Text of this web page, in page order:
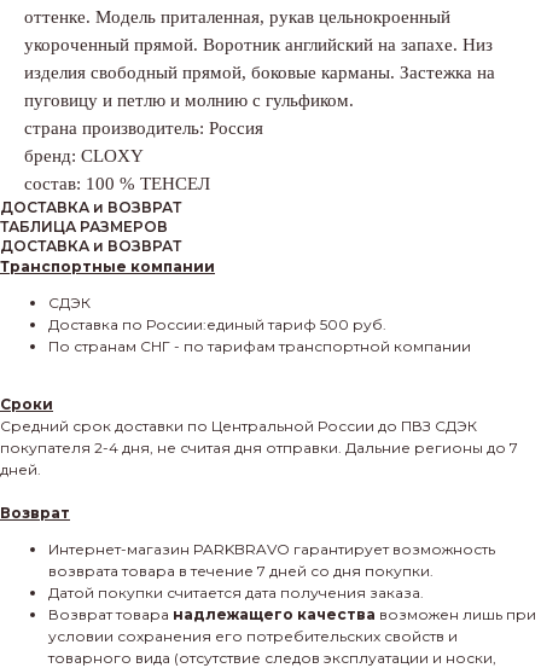
оттенке. Модель приталенная, рукав цельнокроенный
укороченный прямой. Воротник английский на запахе. Низ
изделия свободный прямой, боковые карманы. Застежка на
пуговицу и петлю и молнию с гульфиком.
страна производитель: Россия
бренд: CLOXY
состав: 100 % ТЕНСЕЛ
ДОСТАВКА и ВОЗВРАТ
ТАБЛИЦА РАЗМЕРОВ
ДОСТАВКА и ВОЗВРАТ
Транспортные компании
СДЭК
Доставка по России:единый тариф 500 руб.
По странам СНГ - по тарифам транспортной компании
Сроки
Средний срок доставки по Центральной России до ПВЗ СДЭК
покупателя 2-4 дня, не считая дня отправки. Дальние регионы до 7
дней.
Возврат
Интернет-магазин PARKBRAVO гарантирует возможность
возврата товара в течение 7 дней со дня покупки.
Датой покупки считается дата получения заказа.
Возврат товара надлежащего качества возможен лишь при
условии сохранения его потребительских свойств и
товарного вида (отсутствие следов эксплуатации и носки,